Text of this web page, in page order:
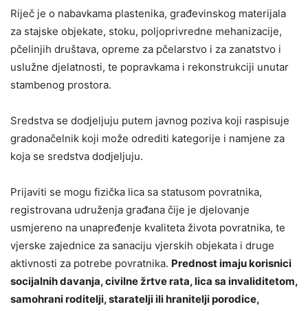
Riječ je o nabavkama plastenika, građevinskog materijala
za stajske objekate, stoku, poljoprivredne mehanizacije,
pčelinjih društava, opreme za pčelarstvo i za zanatstvo i
uslužne djelatnosti, te popravkama i rekonstrukciji unutar
stambenog prostora.
Sredstva se dodjeljuju putem javnog poziva koji raspisuje
gradonačelnik koji može odrediti kategorije i namjene za
koja se sredstva dodjeljuju.
Prijaviti se mogu fizička lica sa statusom povratnika,
registrovana udruženja građana čije je djelovanje
usmjereno na unapređenje kvaliteta života povratnika, te
vjerske zajednice za sanaciju vjerskih objekata i druge
aktivnosti za potrebe povratnika. Prednost imaju korisnici
socijalnih davanja, civilne žrtve rata, lica sa invaliditetom,
samohrani roditelji, staratelji ili hranitelji porodice,